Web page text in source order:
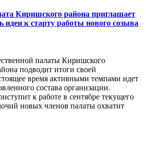
Киришского района приглашает
идеи к старту работы нового созыва
палаты Киришского
подводит итоги своей
время активными темпами идет
состава организации.
к работе в сентябре текущего
новых членов палаты охватит